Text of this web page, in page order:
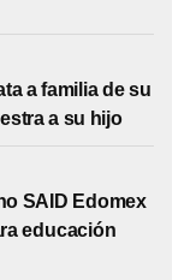
a familia de su
a su hijo
SAID Edomex
educación